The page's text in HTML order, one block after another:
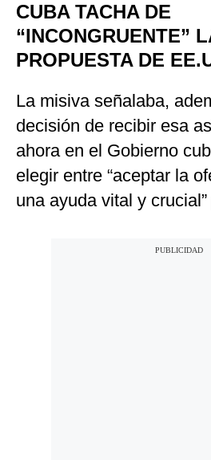
CUBA TACHA DE
“INCONGRUENTE”
PROPUESTA DE
La misiva señalaba,
decisión de recibir esa
ahora en el Gobierno
elegir entre “aceptar la
una ayuda vital y